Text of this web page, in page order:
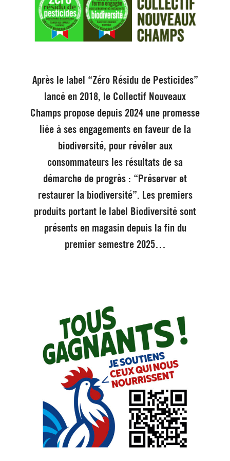
Après le label “Zéro Résidu de Pesticides”
lancé en 2018, le Collectif Nouveaux
Champs propose depuis 2024 une promesse
liée à ses engagements en faveur de la
biodiversité, pour révéler aux
consommateurs les résultats de sa
démarche de progrès : “Préserver et
restaurer la biodiversité”. Les premiers
produits portant le label Biodiversité sont
présents en magasin depuis la fin du
premier semestre 2025…